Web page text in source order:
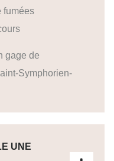
fumées
gage de
Symphorien-
UNE